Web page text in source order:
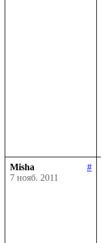
Misha
#
7 нояб. 2011